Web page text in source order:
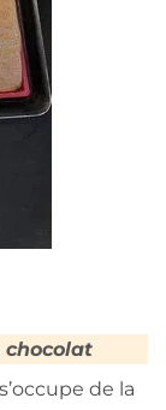
chocolat
de la